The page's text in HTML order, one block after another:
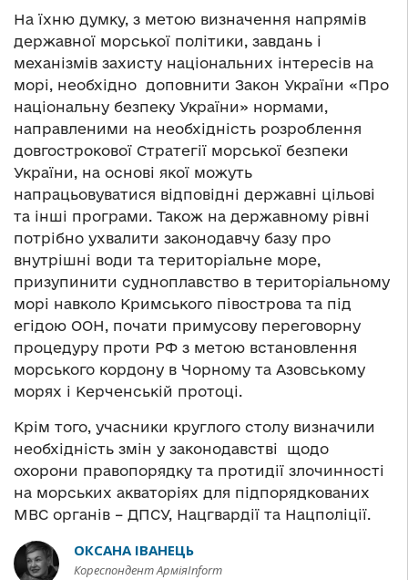
На їхню думку, з метою визначення напрямів
державної морської політики, завдань і
механізмів захисту національних інтересів на
морі, необхідно доповнити Закон України «Про
національну безпеку України» нормами,
направленими на необхідність розроблення
довгострокової Стратегії морської безпеки
України, на основі якої можуть
напрацьовуватися відповідні державні цільові
та інші програми. Також на державному рівні
потрібно ухвалити законодавчу базу про
внутрішні води та територіальне море,
призупинити судноплавство в територіальному
морі навколо Кримського півострова та під
егідою ООН, почати примусову переговорну
процедуру проти РФ з метою встановлення
морського кордону в Чорному та Азовському
морях і Керченській протоці.
Крім того, учасники круглого столу визначили
необхідність змін у законодавстві щодо
охорони правопорядку та протидії злочинності
на морських акваторіях для підпорядкованих
МВС органів – ДПСУ, Нацгвардії та Нацполіції.
ОКСАНА ІВАНЕЦЬ
Кореспондент АрміяInform